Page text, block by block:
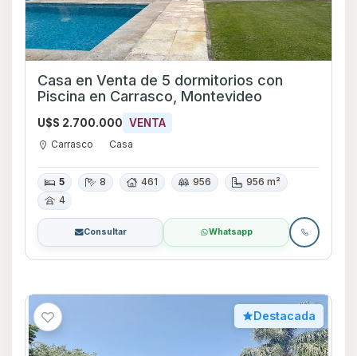
Casa en Venta de 5 dormitorios con
Piscina en Carrasco, Montevideo
U$S 2.700.000 VENTA
Carrasco Casa
5 8 461 956
956 m²
4
Consultar Whatsapp
Destacada